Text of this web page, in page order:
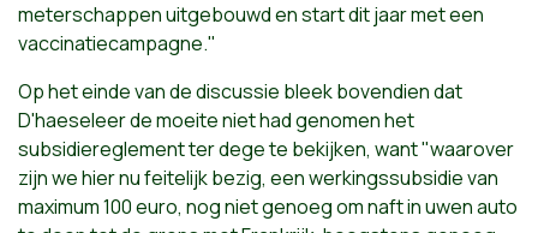
meterschappen uitgebouwd en start dit jaar met een
vaccinatiecampagne."
Op het einde van de discussie bleek bovendien dat
D'haeseleer de moeite niet had genomen het
subsidiereglement ter dege te bekijken, want "waarover
zijn we hier nu feitelijk bezig, een werkingssubsidie van
maximum 100 euro, nog niet genoeg om naft in uwen auto